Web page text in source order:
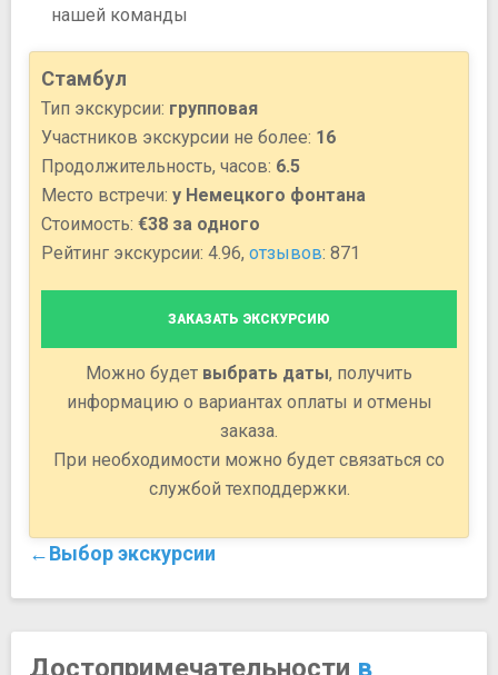
нашей команды
Стамбул
Тип экскурсии: групповая
Участников экскурсии не более: 16
Продолжительность, часов: 6.5
Место встречи: у Немецкого фонтана
Стоимость: €38 за одного
Рейтинг экскурсии: 4.96, отзывов: 871
ЗАКАЗАТЬ ЭКСКУРСИЮ
Можно будет выбрать даты, получить
информацию о вариантах оплаты и отмены
заказа.
При необходимости можно будет связаться со
службой техподдержки.
←Выбор экскурсии
Достопримечательности в